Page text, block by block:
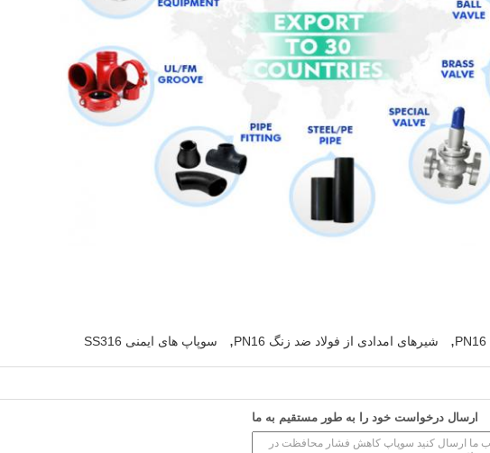
, شیرهای امدادی از فولاد ضد زنگ PN16 , سوپاپ های ایمنی SS316
ارسال درخواست خود را به طور مستقیم به ما